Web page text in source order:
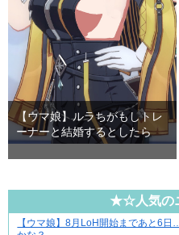
【ウマ娘】ルラちがもしトレ
ーナーと結婚するとしたら
★☆人気の
身近すぎる“厄介な人たち”が大集合！
【ウマ娘】8月LoH開始まであと6